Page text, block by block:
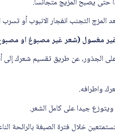
المزج التجنب انفجار الانبوب أو
مصبوغ او مصبوغ قبل 3 شهور على الأقل أو مصبوغ بلون
الجذور، عن طريق تقسيم شعرك إلى
واطرافه.
جيدا على كامل الشعر.